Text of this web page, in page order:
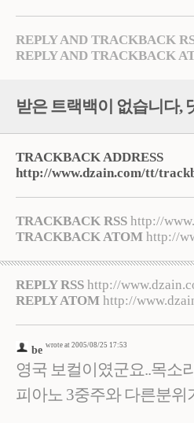
REPLY AND TRACKBACK
REPLY AND TRACKBACK
받은 트랙백이 없습니다,
TRACKBACK ADDRESS
http://www.dzain.com/tt/
TRACKBACK RSS http://
TRACKBACK ATOM http://
REPLY RSS http://
REPLY ATOM http://
be wrote at 2005/08/25 17:53
영국 보컬이였군요..목소
피아노 3중주와 다른분위